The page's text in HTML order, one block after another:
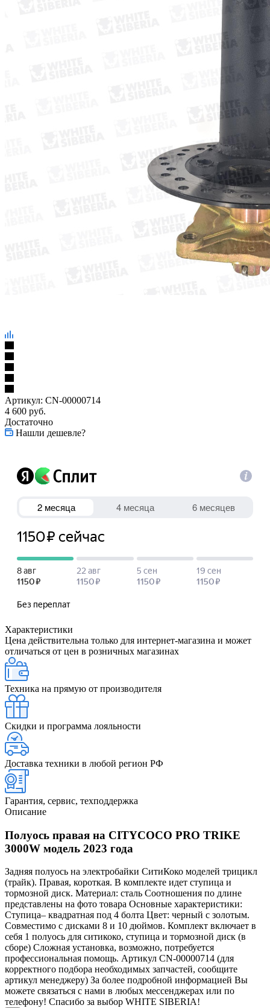
Артикул: CN-00000714
4 600 руб.
Достаточно
Нашли дешевле?
Характеристики
Цена действительна только для интернет-магазина и может
отличаться от цен в розничных магазинах
Техника на прямую от производителя
Скидки и программа лояльности
Доставка техники в любой регион РФ
Гарантия, сервис, техподдержка
Описание
Полуось правая на CITYCOCO PRO TRIKE
3000W модель 2023 года
Задняя полуось на электробайки СитиКоко моделей трицикл
(трайк). Правая, короткая. В комплекте идет ступица и
тормозной диск. Материал: сталь Соотношения по длине
представлены на фото товара Основные характеристики:
Ступица– квадратная под 4 болта Цвет: черный с золотым.
Совместимо с дисками 8 и 10 дюймов. Комплект включает в
себя 1 полуось для ситикоко, ступица и тормозной диск (в
сборе) Сложная установка, возможно, потребуется
профессиональная помощь. Артикул CN-00000714 (для
корректного подбора необходимых запчастей, сообщите
артикул менеджеру) За более подробной информацией Вы
можете связаться с нами в любых мессенджерах или по
телефону! Спасибо за выбор WHITE SIBERIA!